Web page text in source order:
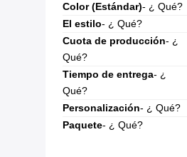
Color (Estándar)- ¿ Qué?
El estilo- ¿ Qué?
Cuota de producción- ¿
Qué?
Tiempo de entrega- ¿
Qué?
Personalización- ¿ Qué?
Paquete- ¿ Qué?